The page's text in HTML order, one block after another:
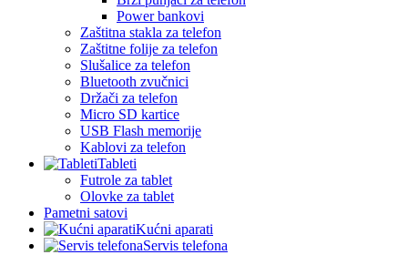
Power bankovi
Zaštitna stakla za telefon
Zaštitne folije za telefon
Slušalice za telefon
Bluetooth zvučnici
Držači za telefon
Micro SD kartice
USB Flash memorije
Kablovi za telefon
Tableti
Futrole za tablet
Olovke za tablet
Pametni satovi
Kućni aparati
Servis telefona